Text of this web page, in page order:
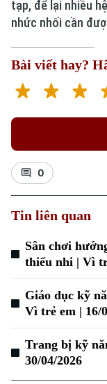
Chuyên mục
tạp, để lại nhiều
nhức nhối cần
Bài viết hay?
0
Tin liên quan
Sân chơi
thiếu nhi | Vì
Giáo dục kỹ
Vì trẻ em | 16/
Trang bị kỹ
30/04/2026